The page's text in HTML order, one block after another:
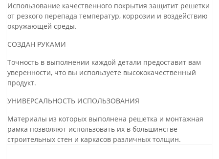
Использование качественного покрытия защитит решетки
от резкого перепада температур, коррозии и воздействию
окружающей среды.
СОЗДАН РУКАМИ
Точность в выполнении каждой детали предоставит вам
уверенности, что вы используете высококачественный
продукт.
УНИВЕРСАЛЬНОСТЬ ИСПОЛЬЗОВАНИЯ
Материалы из которых выполнена решетка и монтажная
рамка позволяют использовать их в большинстве
строительных стен и каркасов различных толщин.